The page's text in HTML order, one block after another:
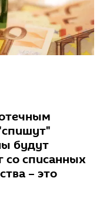
будут
со списанных
– это